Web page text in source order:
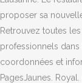
proposer sa
Retrouvez toutes
professionnels dans
coordonnées et
PagesJaunes.